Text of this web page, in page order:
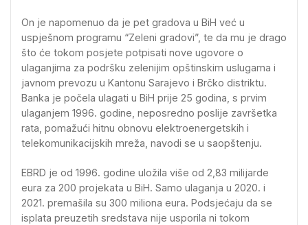
On je napomenuo da je pet gradova u BiH već u
uspješnom programu “Zeleni gradovi”, te da mu je drago
što će tokom posjete potpisati nove ugovore o
ulaganjima za podršku zelenijim opštinskim uslugama i
javnom prevozu u Kantonu Sarajevo i Brčko distriktu.
Banka je počela ulagati u BiH prije 25 godina, s prvim
ulaganjem 1996. godine, neposredno poslije završetka
rata, pomažući hitnu obnovu elektroenergetskih i
telekomunikacijskih mreža, navodi se u saopštenju.
EBRD je od 1996. godine uložila više od 2,83 milijarde
eura za 200 projekata u BiH. Samo ulaganja u 2020. i
2021. premašila su 300 miliona eura. Podsjećaju da se
isplata preuzetih sredstava nije usporila ni tokom